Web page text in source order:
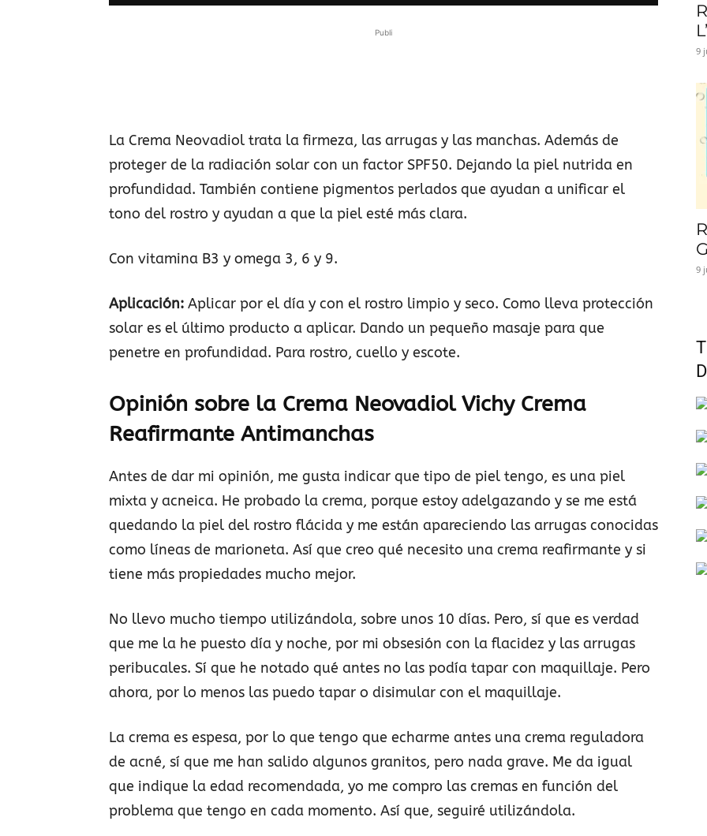
Publi
La Crema Neovadiol trata la firmeza, las arrugas y las manchas. Además de
proteger de la radiación solar con un factor SPF50. Dejando la piel nutrida en
profundidad. También contiene pigmentos perlados que ayudan a unificar el
tono del rostro y ayudan a que la piel esté más clara.
Con vitamina B3 y omega 3, 6 y 9.
Aplicación: Aplicar por el día y con el rostro limpio y seco. Como lleva protección
solar es el último producto a aplicar. Dando un pequeño masaje para que
penetre en profundidad. Para rostro, cuello y escote.
Opinión sobre la Crema Neovadiol Vichy Crema
Reafirmante Antimanchas
Antes de dar mi opinión, me gusta indicar que tipo de piel tengo, es una piel
mixta y acneica. He probado la crema, porque estoy adelgazando y se me está
quedando la piel del rostro flácida y me están apareciendo las arrugas conocidas
como líneas de marioneta. Así que creo qué necesito una crema reafirmante y si
tiene más propiedades mucho mejor.
No llevo mucho tiempo utilizándola, sobre unos 10 días. Pero, sí que es verdad
que me la he puesto día y noche, por mi obsesión con la flacidez y las arrugas
peribucales. Sí que he notado qué antes no las podía tapar con maquillaje. Pero
ahora, por lo menos las puedo tapar o disimular con el maquillaje.
La crema es espesa, por lo que tengo que echarme antes una crema reguladora
de acné, sí que me han salido algunos granitos, pero nada grave. Me da igual
que indique la edad recomendada, yo me compro las cremas en función del
problema que tengo en cada momento. Así que, seguiré utilizándola.
9
9